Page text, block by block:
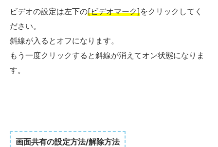
ビデオの設定は左下の[ビデオマーク]をクリックしてく
ださい。
斜線が入るとオフになります。
もう一度クリックすると斜線が消えてオン状態になりま
す。
画面共有の設定方法/解除方法